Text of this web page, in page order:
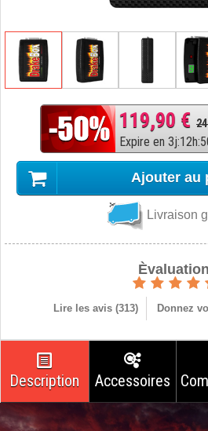
119,90 €
Expire en 3j:12h:
Ajouter au
Livraison
Èvaluation
Lire les avis (313) Donnez
Description Accessoires